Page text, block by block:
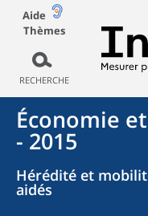
Aide
Thèmes
RECHERCHE
Économie
- 2015
Hérédité et
aidés